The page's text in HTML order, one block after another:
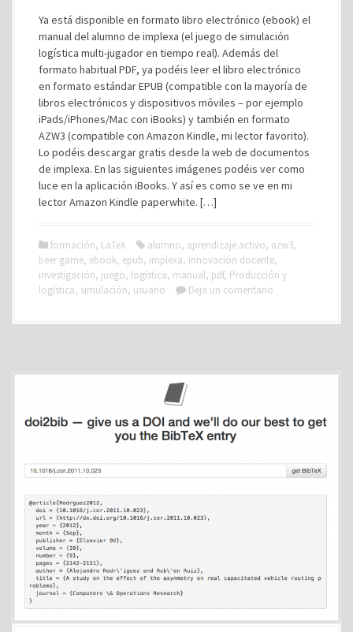
Ya está disponible en formato libro electrónico (ebook) el
manual del alumno de implexa (el juego de simulación
logística multi-jugador en tiempo real). Además del
formato habitual PDF, ya podéis leer el libro electrónico
en formato estándar EPUB (compatible con la mayoría de
libros electrónicos y dispositivos móviles – por ejemplo
iPads/iPhones/Mac con iBooks) y también en formato
AZW3 (compatible con Amazon Kindle, mi lector favorito).
Lo podéis descargar gratis desde la web de documentos
de implexa. En las siguientes imágenes podéis ver como
luce en la aplicación iBooks. Y así es como se ve en mi
lector Amazon Kindle paperwhite. […]
formación, LaTeX alumno, aprendizaje activo, azw3,
beer game, ebook, epub, implexa, innovación docente,
investigación, juego, logística, manual, pdf, Producción y
logística, simulación, usuario Deja un comentario